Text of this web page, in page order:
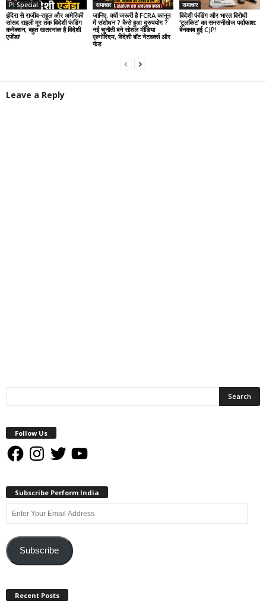
PI Special
इंदिरा से राजीव-राहुल और अमेरिकी
सांसद राइली मूर तक विदेशी फंडिंग
कनेक्शन, बहुत खतरनाक है विदेशी
एजेंडा!
समाचार
जानिए, क्यों जरूरी है FCRA कानून
में संशोधन ? कैसे हुआ दुरुपयोग ?
नई चुनौती बने सोशल मीडिया
एल्गोरिदम, विदेशी बॉट नेटवर्क्स और
फंड
समाचार
विदेशी फंडिंग और भारत विरोधी
‘टूलकिट’ का सनसनीखेज पर्दाफाश:
बेनकाब हुई CJP!
Leave a Reply
Follow Us
FacebookInstagram
Twitter YouTube
Subscribe Perform India
Enter
Your
Email
AddressSubscribe
Recent Posts